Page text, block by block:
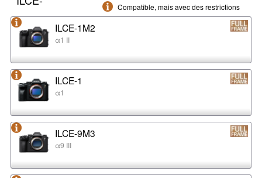
Compatible, mais avec des restrictions
ILCE-1M2
α1 II
ILCE-1
α1
ILCE-9M3
α9 III